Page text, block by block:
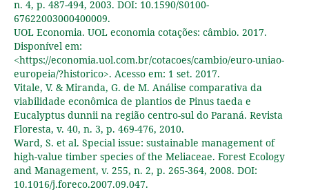
n. 4, p. 487-494, 2003. DOI: 10.1590/S0100-
67622003000400009.
UOL Economia. UOL economia cotações: câmbio. 2017.
Disponível em:
<https://economia.uol.com.br/cotacoes/cambio/euro-uniao-
europeia/?historico>. Acesso em: 1 set. 2017.
Vitale, V. & Miranda, G. de M. Análise comparativa da
viabilidade econômica de plantios de Pinus taeda e
Eucalyptus dunnii na região centro-sul do Paraná. Revista
Floresta, v. 40, n. 3, p. 469-476, 2010.
Ward, S. et al. Special issue: sustainable management of
high-value timber species of the Meliaceae. Forest Ecology
and Management, v. 255, n. 2, p. 265-364, 2008. DOI:
10.1016/j.foreco.2007.09.047.